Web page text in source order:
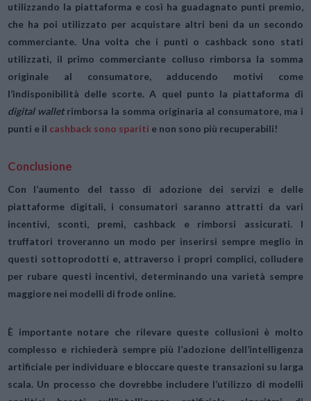
utilizzando la piattaforma e così ha guadagnato punti premio,
che ha poi utilizzato per acquistare altri beni da un secondo
commerciante. Una volta che i punti o cashback sono stati
utilizzati, il primo commerciante colluso rimborsa la somma
originale al consumatore, adducendo motivi come
l’indisponibilità delle scorte. A quel punto la piattaforma di
digital walletrimborsa la somma originaria al consumatore, ma i
punti e il cashback sono spariti e non sono più recuperabili!
Conclusione
Con l’aumento del tasso di adozione dei servizi e delle
piattaforme digitali, i consumatori saranno attratti da vari
incentivi, sconti, premi, cashback e rimborsi assicurati. I
truffatori troveranno un modo per inserirsi sempre meglio in
questi sottoprodotti e, attraverso i propri complici, colludere
per rubare questi incentivi, determinando una varietà sempre
maggiore nei modelli di frode online.
È importante notare che rilevare queste collusioni è molto
complesso e richiederà sempre più l’adozione dell’intelligenza
artificiale per individuare e bloccare queste transazioni su larga
scala. Un processo che dovrebbe includere l’utilizzo di modelli